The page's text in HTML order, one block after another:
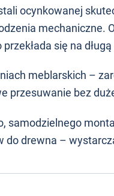
ocynkowanej
mechaniczne.
się na
meblarskich –
przesuwanie bez
samodzielnego
drewna –